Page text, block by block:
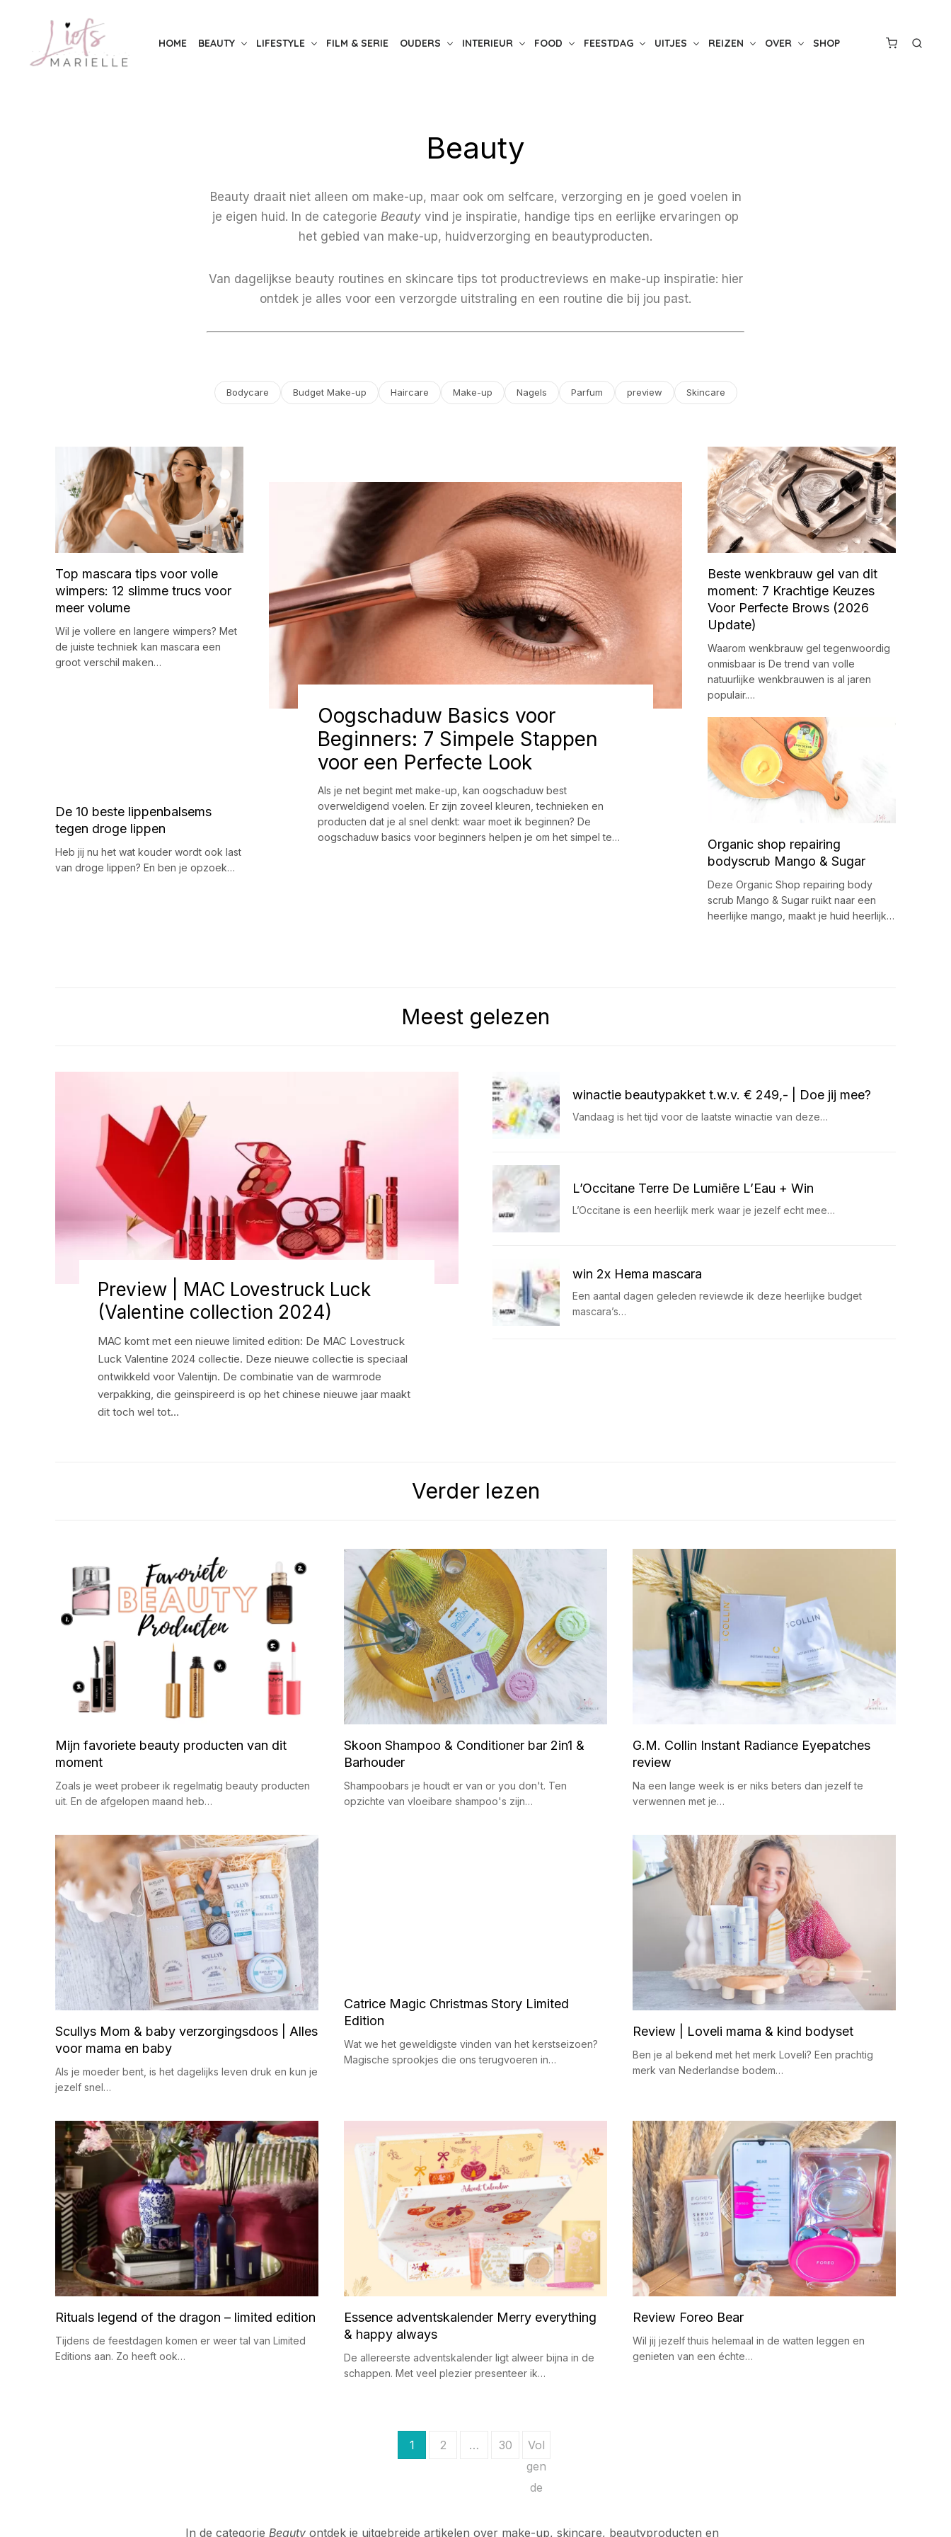
HOME BEAUTY LIFESTYLE FILM & SERIE OUDERS INTERIEUR FOOD FEESTDAG UITJES REIZEN OVER SHOP
Beauty
Beauty draait niet alleen om make-up, maar ook om selfcare, verzorging en je goed voelen in
je eigen huid. In de categorie Beauty vind je inspiratie, handige tips en eerlijke ervaringen op
het gebied van make-up, huidverzorging en beautyproducten.
Van dagelijkse beauty routines en skincare tips tot productreviews en make-up inspiratie: hier
ontdek je alles voor een verzorgde uitstraling en een routine die bij jou past.
Bodycare Budget Make-up Haircare Make-up Nagels Parfum preview Skincare
Top mascara tips voor volle
wimpers: 12 slimme trucs voor
meer volume
Wil je vollere en langere wimpers? Met
de juiste techniek kan mascara een
groot verschil maken…
De 10 beste lippenbalsems
tegen droge lippen
Heb jij nu het wat kouder wordt ook last
van droge lippen? En ben je opzoek…
Oogschaduw Basics voor
Beginners: 7 Simpele Stappen
voor een Perfecte Look
Als je net begint met make-up, kan oogschaduw best
overweldigend voelen. Er zijn zoveel kleuren, technieken en
producten dat je al snel denkt: waar moet ik beginnen? De
oogschaduw basics voor beginners helpen je om het simpel te…
Beste wenkbrauw gel van dit
moment: 7 Krachtige Keuzes
Voor Perfecte Brows (2026
Update)
Waarom wenkbrauw gel tegenwoordig
onmisbaar is De trend van volle
natuurlijke wenkbrauwen is al jaren
populair.…
Organic shop repairing
bodyscrub Mango & Sugar
Deze Organic Shop repairing body
scrub Mango & Sugar ruikt naar een
heerlijke mango, maakt je huid heerlijk…
Meest gelezen
Preview | MAC Lovestruck Luck
(Valentine collection 2024)
MAC komt met een nieuwe limited edition: De MAC Lovestruck
Luck Valentine 2024 collectie. Deze nieuwe collectie is speciaal
ontwikkeld voor Valentijn. De combinatie van de warmrode
verpakking, die geinspireerd is op het chinese nieuwe jaar maakt
dit toch wel tot…
winactie beautypakket t.w.v. € 249,- | Doe jij mee?
Vandaag is het tijd voor de laatste winactie van deze…
L’Occitane Terre De Lumiēre L’Eau + Win
L’Occitane is een heerlijk merk waar je jezelf echt mee…
win 2x Hema mascara
Een aantal dagen geleden reviewde ik deze heerlijke budget
mascara’s…
Verder lezen
Mijn favoriete beauty producten van dit
moment
Zoals je weet probeer ik regelmatig beauty producten
uit. En de afgelopen maand heb…
Skoon Shampoo & Conditioner bar 2in1 &
Barhouder
Shampoobars je houdt er van or you don't. Ten
opzichte van vloeibare shampoo's zijn…
G.M. Collin Instant Radiance Eyepatches
review
Na een lange week is er niks beters dan jezelf te
verwennen met je…
Scullys Mom & baby verzorgingsdoos | Alles
voor mama en baby
Als je moeder bent, is het dagelijks leven druk en kun je
jezelf snel…
Catrice Magic Christmas Story Limited
Edition
Wat we het geweldigste vinden van het kerstseizoen?
Magische sprookjes die ons terugvoeren in…
Review | Loveli mama & kind bodyset
Ben je al bekend met het merk Loveli? Een prachtig
merk van Nederlandse bodem…
Rituals legend of the dragon – limited edition
Tijdens de feestdagen komen er weer tal van Limited
Editions aan. Zo heeft ook…
Essence adventskalender Merry everything
& happy always
De allereerste adventskalender ligt alweer bijna in de
schappen. Met veel plezier presenteer ik…
Review Foreo Bear
Wil jij jezelf thuis helemaal in de watten leggen en
genieten van een échte…
1 2 … 30
Vol
gen
de
In de categorie Beauty ontdek je uitgebreide artikelen over make-up, skincare, beautyproducten en